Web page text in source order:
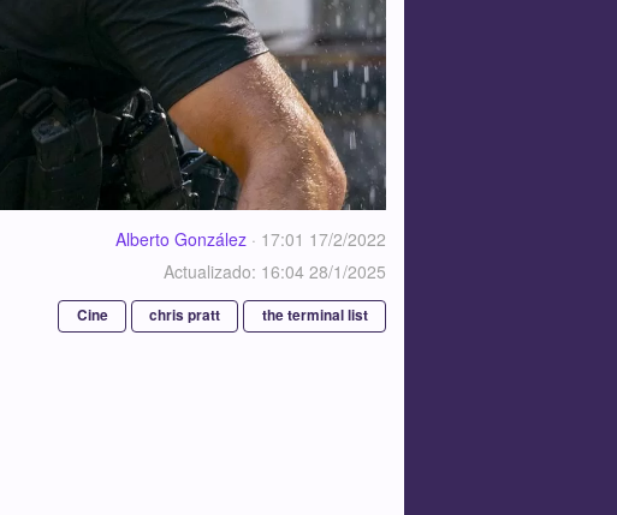
Alberto González · 17:01 17/2/2022
Actualizado: 16:04 28/1/2025
Cine chris pratt the terminal list